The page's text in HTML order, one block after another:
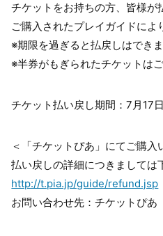
チケットをお持ちの方、皆様が
ご購入されたプレイガイドによ
※期限を過ぎると払戻しはでき
※半券がもぎられたチケットは
チケット払い戻し期間：7月17
＜「チケットぴあ」にてご購入
払い戻しの詳細につきましては
http://t.pia.jp/guide/refund.jsp
お問い合わせ先：チケットぴあ